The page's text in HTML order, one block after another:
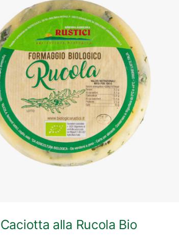
ANTEPRIMA RAPIDA
Caciotta alla Rucola Bio